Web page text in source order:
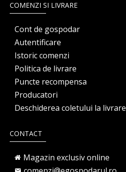
COMENZI SI LIVRARE
Cont de gospodar
Autentificare
Istoric comenzi
Politica de livrare
Puncte recompensa
Producatori
Deschiderea coletului la livrare
CONTACT
Magazin exclusiv online